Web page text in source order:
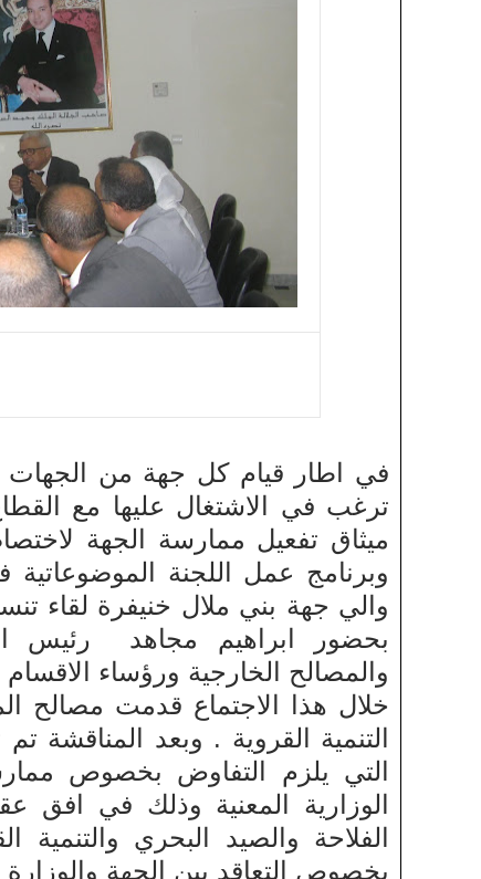
في اطار قيام كل جهة من الجهات
ترغب في الاشتغال عليها مع
ميثاق تفعيل ممارسة الجهة
وبرنامج عمل اللجنة
بحضور ابراهيم مجاهد رئيس
والمصالح الخارجية ورؤساء الاقسام
خلال هذا الاجتماع قدمت مصالح
التنمية القروية . وبعد المناقشة
التي يلزم التفاوض بخصوص
الوزارية المعنية وذلك في
الفلاحة والصيد البحري
بخصوص التعاقد بين الجهة